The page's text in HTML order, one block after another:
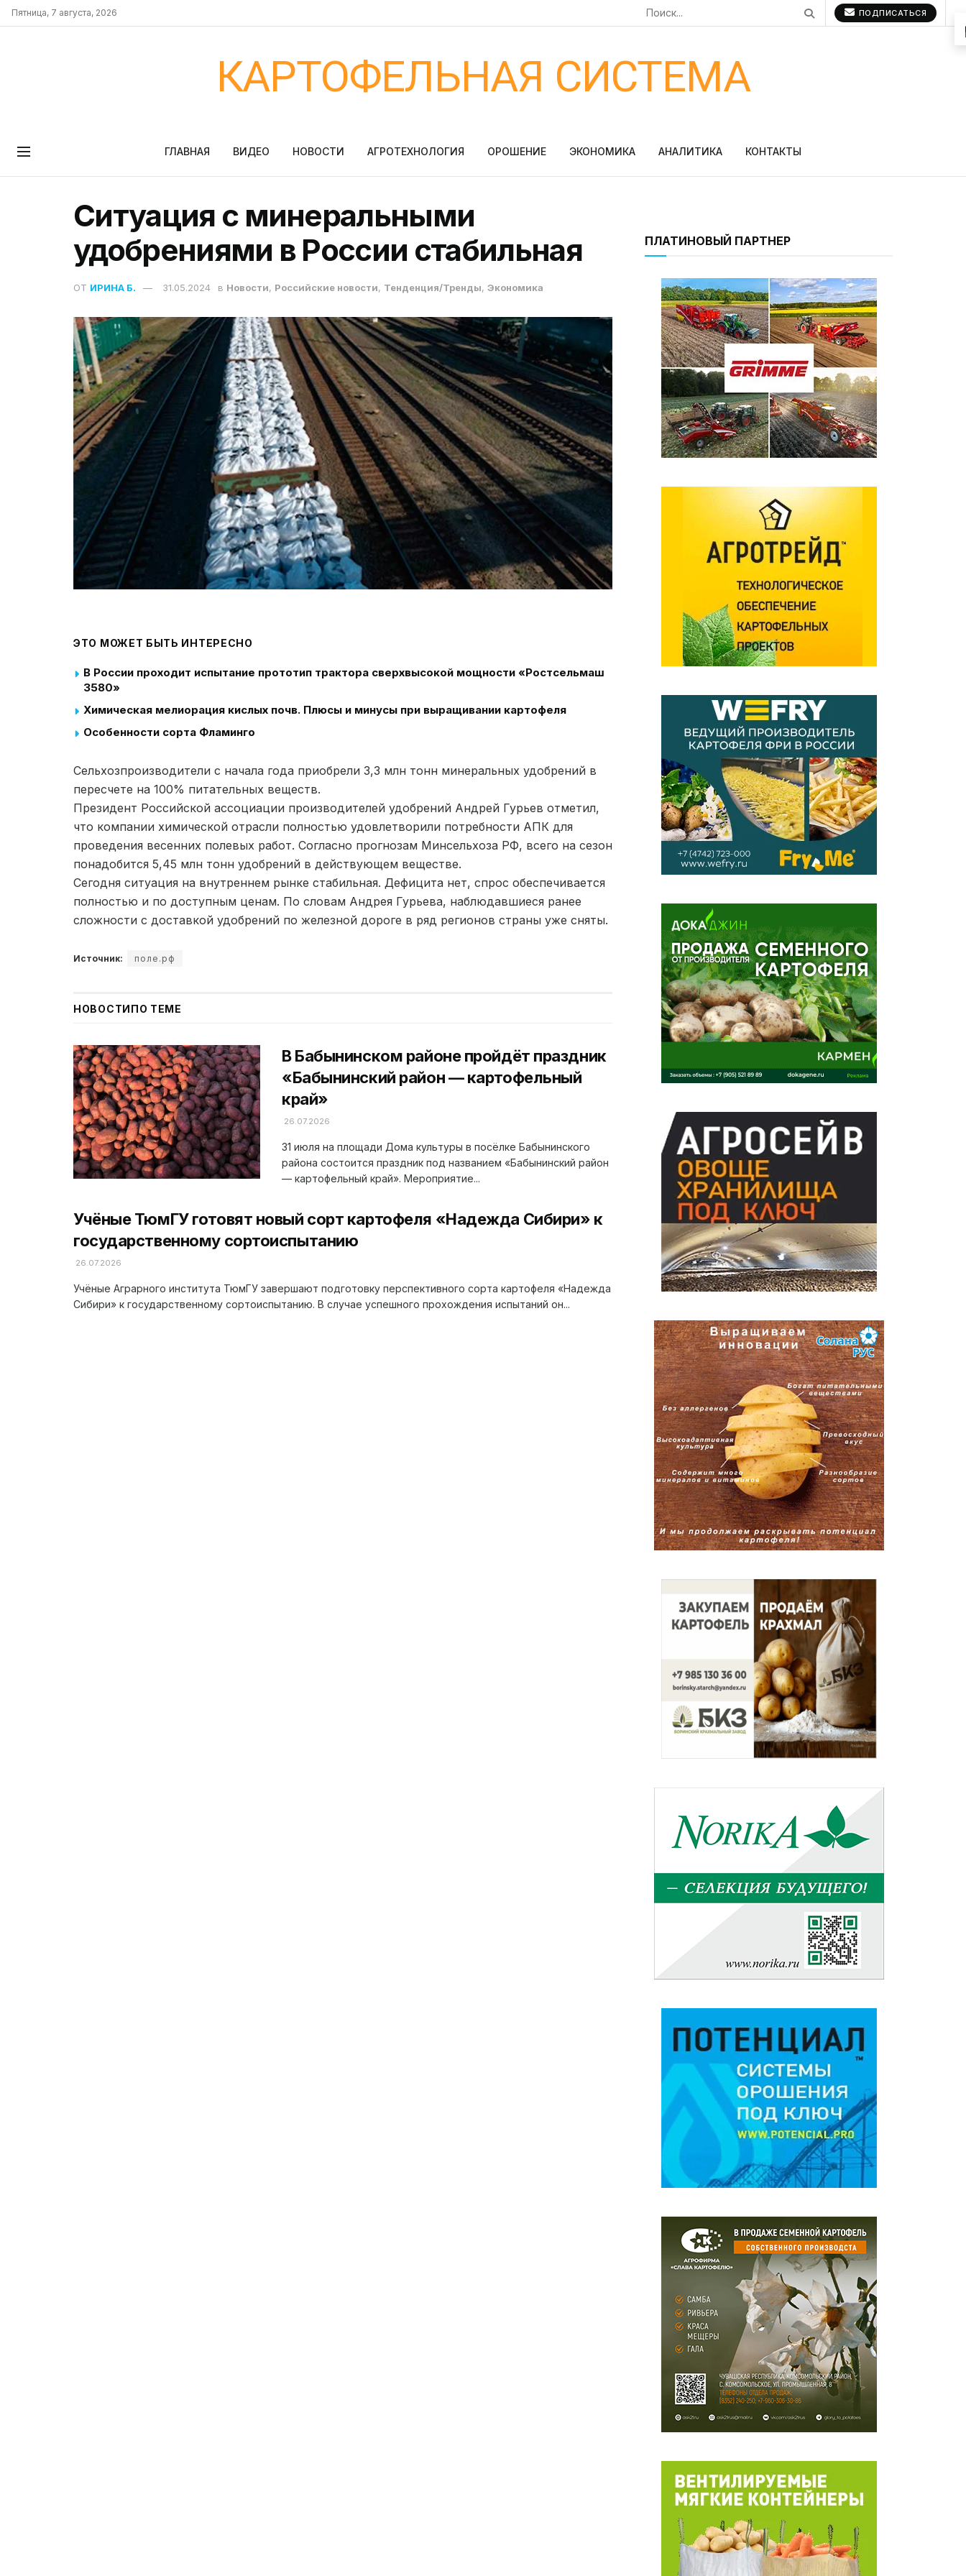
Пятница, 7 августа, 2026 ПОДПИСАТЬСЯ
КАРТОФЕЛЬНАЯ СИСТЕМА
ГЛАВНАЯ ВИДЕО НОВОСТИ АГРОТЕХНОЛОГИЯ ОРОШЕНИЕ ЭКОНОМИКА АНАЛИТИКА КОНТАКТЫ
Ситуация с минеральными
удобрениями в России стабильная
ОТ ИРИНА Б. 31.05.2024 в Новости, Российские новости, Тенденция/Тренды, Экономика
ЭТО МОЖЕТ БЫТЬ ИНТЕРЕСНО
В России проходит испытание прототип трактора сверхвысокой мощности «Ростсельмаш
3580»
Химическая мелиорация кислых почв. Плюсы и минусы при выращивании картофеля
Особенности сорта Фламинго
Сельхозпроизводители с начала года приобрели 3,3 млн тонн минеральных удобрений в
пересчете на 100% питательных веществ.
Президент Российской ассоциации производителей удобрений Андрей Гурьев отметил,
что компании химической отрасли полностью удовлетворили потребности АПК для
проведения весенних полевых работ. Согласно прогнозам Минсельхоза РФ, всего на сезон
понадобится 5,45 млн тонн удобрений в действующем веществе.
Сегодня ситуация на внутреннем рынке стабильная. Дефицита нет, спрос обеспечивается
полностью и по доступным ценам. По словам Андрея Гурьева, наблюдавшиеся ранее
сложности с доставкой удобрений по железной дороге в ряд регионов страны уже сняты.
Источник: поле.рф
НОВОСТИПО ТЕМЕ
В Бабынинском районе пройдёт праздник
«Бабынинский район — картофельный
край»
26.07.2026
31 июля на площади Дома культуры в посёлке Бабынинского
района состоится праздник под названием «Бабынинский район
— картофельный край». Мероприятие...
Учёные ТюмГУ готовят новый сорт картофеля «Надежда Сибири» к
государственному сортоиспытанию
26.07.2026
Учёные Аграрного института ТюмГУ завершают подготовку перспективного сорта картофеля «Надежда
Сибири» к государственному сортоиспытанию. В случае успешного прохождения испытаний он...
ПЛАТИНОВЫЙ ПАРТНЕР